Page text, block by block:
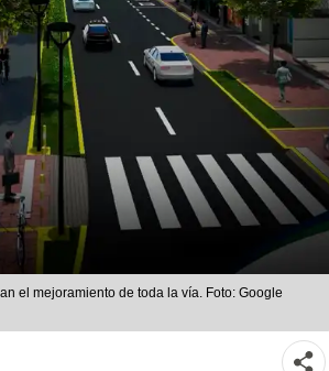
el mejoramiento de toda la vía. Foto: Google